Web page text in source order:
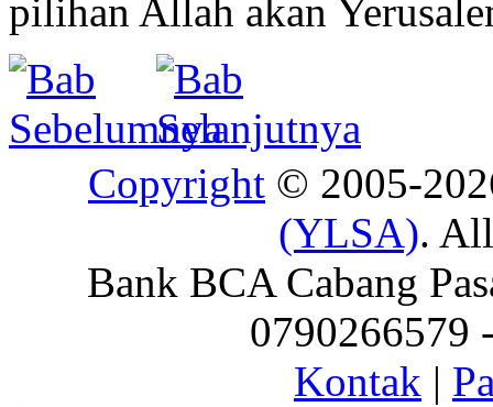
pilihan Allah akan
Copyright © 2005-
(YLSA).
Bank BCA Cabang
0790266579
Kontak |